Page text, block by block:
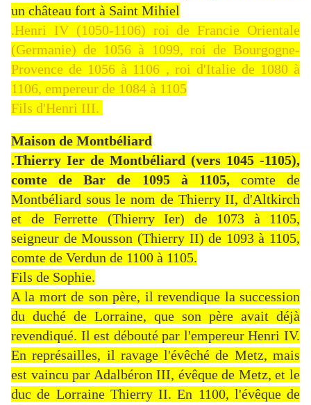
un château fort à Saint Mihiel
.Henri IV (1050-1106) roi de Francie Orientale
(Germanie) de 1056 à 1099, roi de Bourgogne-
Provence de 1056 à 1106 , roi d'Italie de 1080 à
1106, empereur de 1084 à 1105
Fils d'Henri III.
Maison de Montbéliard
.Thierry Ier de Montbéliard (vers 1045 -1105),
comte de Bar de 1095 à 1105, comte de
Montbéliard sous le nom de Thierry II, d'Altkirch
et de Ferrette (Thierry Ier) de 1073 à 1105,
seigneur de Mousson (Thierry II) de 1093 à 1105,
comte de Verdun de 1100 à 1105.
Fils de Sophie.
A la mort de son père, il revendique la succession
du duché de Lorraine, que son père avait déjà
revendiqué. Il est débouté par l'empereur Henri IV.
En représailles, il ravage l'évêché de Metz, mais
est vaincu par Adalbéron III, évêque de Metz, et le
duc de Lorraine Thierry II. En 1100, l'évêque de